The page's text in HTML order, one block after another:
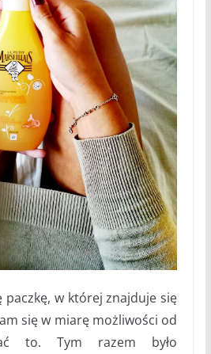
paczkę, w której znajduje się
się w miarę możliwości od
to. Tym razem było